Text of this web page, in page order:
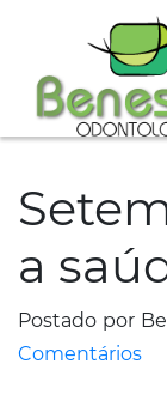
A
Clínica
a
Postado por
Comentários